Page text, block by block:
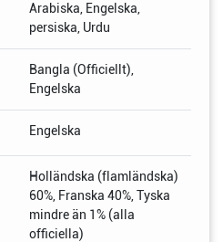
Arabiska, Engelska,
persiska, Urdu
Bangla (Officiellt),
Engelska
Engelska
Holländska (flamländska)
60%, Franska 40%, Tyska
mindre än 1% (alla
officiella)